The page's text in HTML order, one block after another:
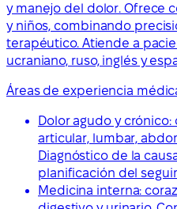
y manejo del dolor. Ofrece
y niños, combinando
terapéutico. Atiende a
ucraniano, ruso, inglés y
Áreas de experiencia
Dolor agudo y
articular, lumbar,
Diagnóstico de la
planificación del
Medicina interna: